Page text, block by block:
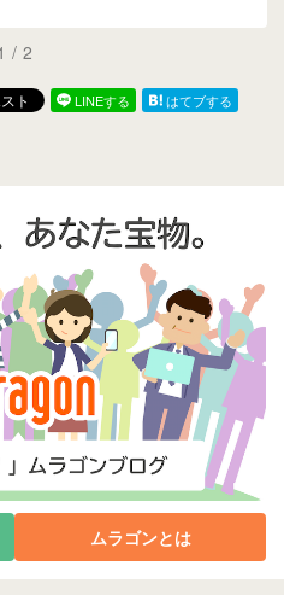
/ 2
LINEする
はてブする
ムラゴンとは